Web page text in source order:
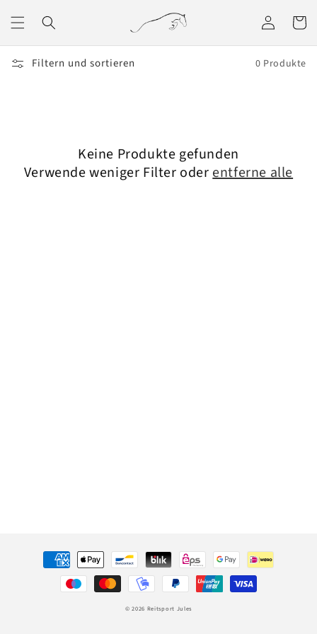
zum
Inhalt
Einloggen
Filtern und sortieren 0 Produkte
Keine Produkte gefunden
Verwende weniger Filter oderentferne alle
Zahlungsmethoden
© 2026 Reitsport Jules